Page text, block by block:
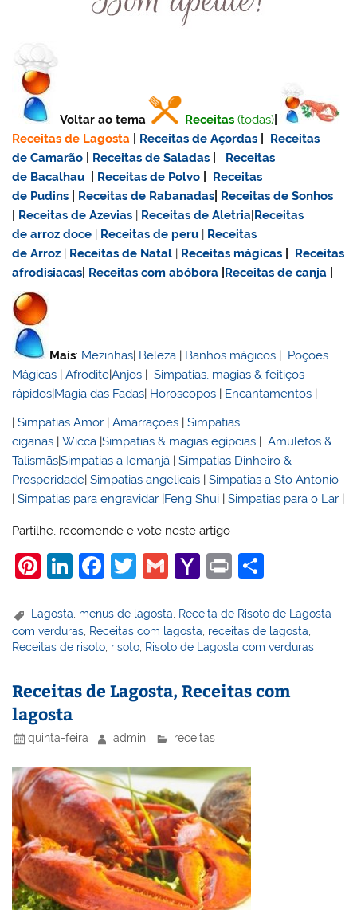
Voltar ao tema: Receitas (todas)
Receitas de Lagosta
Receitas de Açordas
Receitas
de Camarão
Receitas de Saladas
Receitas
de Bacalhau
Receitas de Polvo
Receitas
de Pudins
Receitas de Rabanadas Receitas de Sonhos
Receitas de Azevias | Receitas de Aletria Receitas
dearroz doce | Receitas de peru | Receitas
de Arroz | Receitas de Natal | Receitas mágicas
Receitas
afrodisiacas Receitas com abóbora Receitas de canja
Mais: Mezinhas| Beleza | Banhos mágicos | Poções
Mágicas |Afrodite|Anjos |Simpatias, magias & feitiços
rápidos|Magia das Fadas| Horoscopos | Encantamentos |
|Simpatias Amor |Amarrações |Simpatias
ciganas |Wicca |Simpatias & magias egípcias |Amuletos &
Talismãs|Simpatias a Iemanjá |Simpatias Dinheiro &
Prosperidade|Simpatias angelicais |Simpatias a Sto Antonio
|Simpatias para engravidar |Feng Shui |Simpatias para o Lar |
Partilhe, recomende e vote neste artigo
Pi
er
e
st
Li
k
e
dI
n
F
c
e
b
o
k
T
itt
er
G
ai
l
Y
h
o
o
M
l
Pr
t
ar
e
Lagosta, menus de lagosta, Receita de Risoto de Lagosta
com verduras Receitas com lagosta receitas de lagosta
Receitas de risoto risoto Risoto de Lagosta com verduras
Receitas de Lagosta, Receitas com
lagosta
quinta-feira admin receitas